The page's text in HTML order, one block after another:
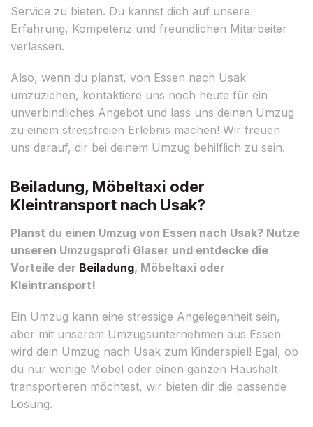
Service zu bieten. Du kannst dich auf unsere
Erfahrung, Kompetenz und freundlichen Mitarbeiter
verlassen.
Also, wenn du planst, von Essen nach Usak
umzuziehen, kontaktiere uns noch heute für ein
unverbindliches Angebot und lass uns deinen Umzug
zu einem stressfreien Erlebnis machen! Wir freuen
uns darauf, dir bei deinem Umzug behilflich zu sein.
Beiladung, Möbeltaxi oder
Kleintransport nach Usak?
Planst du einen Umzug von Essen nach Usak? Nutze
unseren Umzugsprofi Glaser und entdecke die
Vorteile der Beiladung, Möbeltaxi oder
Kleintransport!
Ein Umzug kann eine stressige Angelegenheit sein,
aber mit unserem Umzugsunternehmen aus Essen
wird dein Umzug nach Usak zum Kinderspiel! Egal, ob
du nur wenige Möbel oder einen ganzen Haushalt
transportieren möchtest, wir bieten dir die passende
Lösung.